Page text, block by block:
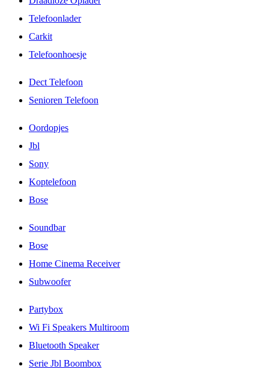
Telefoonlader
Carkit
Telefoonhoesje
Dect Telefoon
Senioren Telefoon
Oordopjes
Jbl
Sony
Koptelefoon
Bose
Soundbar
Bose
Home Cinema Receiver
Subwoofer
Partybox
Wi Fi Speakers Multiroom
Bluetooth Speaker
Serie Jbl Boombox